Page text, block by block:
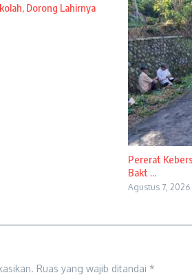
Dorong Lahirnya
Pererat
Bakt ...
Agustus 7, 2026
Ruas yang wajib ditandai *